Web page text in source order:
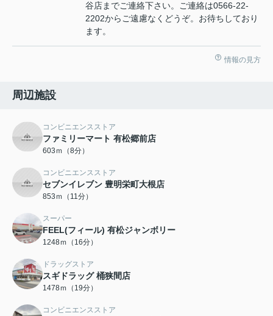
谷店までご連絡下さい。ご連絡は0566-22-
2202からご遠慮なくどうぞ。お待ちしており
ます。
情報の見方
周辺施設
コンビニエンスストア
ファミリーマート 有松郷前店
603ｍ（8分）
コンビニエンスストア
セブンイレブン 豊明栄町大根店
853ｍ（11分）
スーパー
FEEL(フィール) 有松ジャンボリー
1248ｍ（16分）
ドラッグストア
スギドラッグ 桶狭間店
1478ｍ（19分）
コンビニエンスストア